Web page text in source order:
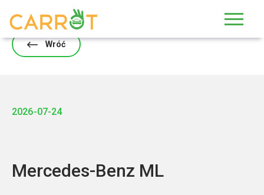
Wróć
2026-07-24
Mercedes-Benz ML